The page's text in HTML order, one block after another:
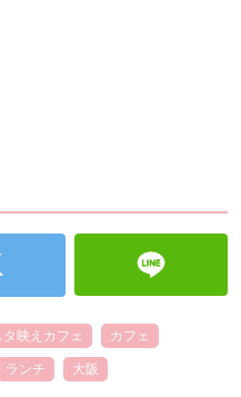
タ映えカフェ カフェ
ランチ 大阪